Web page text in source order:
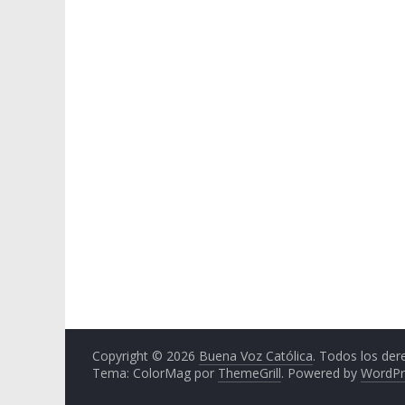
Copyright © 2026 Buena Voz Católica. Todos los
Tema: ColorMag por ThemeGrill. Powered by